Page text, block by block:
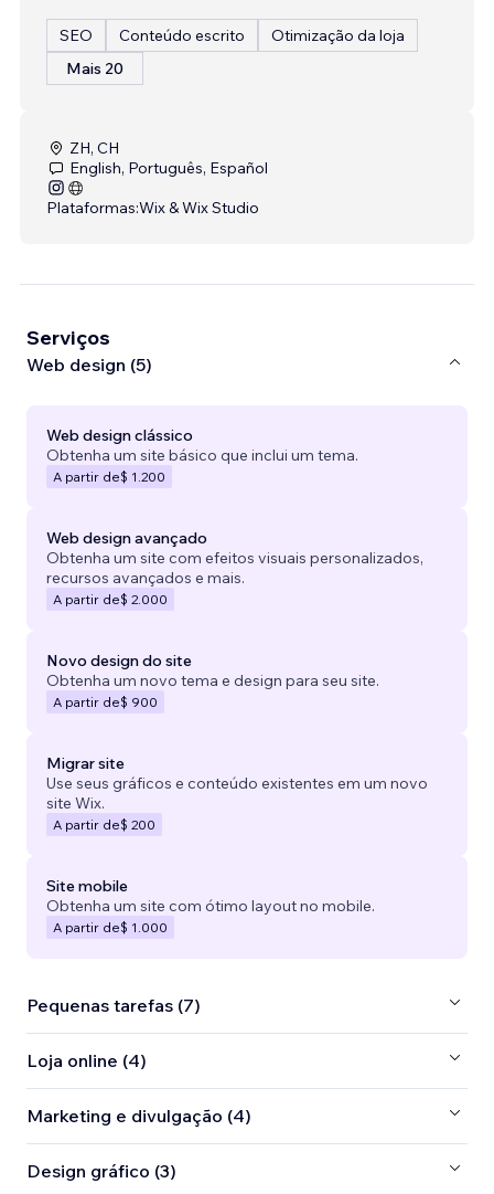
SEO Conteúdo escrito
Otimização da loja
Mais 20
ZH, CH
English, Português, Español
Plataformas:Wix & Wix Studio
Serviços
Web design (5)
Web design clássico
Obtenha um site básico que inclui um tema.
A partir de$ 1.200
Web design avançado
Obtenha um site com efeitos visuais personalizados,
recursos avançados e mais.
A partir de$ 2.000
Novo design do site
Obtenha um novo tema e design para seu site.
A partir de$ 900
Migrar site
Use seus gráficos e conteúdo existentes em um novo
site Wix.
A partir de$ 200
Site mobile
Obtenha um site com ótimo layout no mobile.
A partir de$ 1.000
Pequenas tarefas (7)
Loja online (4)
Marketing e divulgação (4)
Design gráfico (3)